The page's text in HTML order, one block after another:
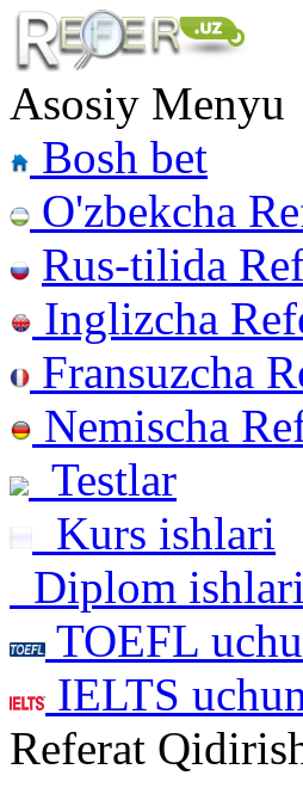
Asosiy Menyu
Bosh bet
O'zbekcha
Rus-tilida
Inglizcha
Fransuzcha
Nemischa
Testlar
Kurs ishlari
Diplom ishlari
TOEFL
IELTS
Referat